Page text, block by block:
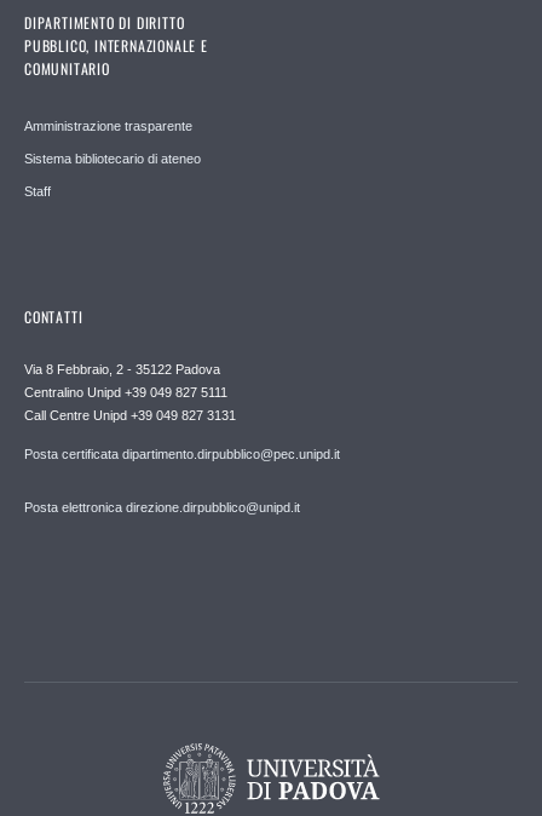
DIPARTIMENTO DI DIRITTO
PUBBLICO, INTERNAZIONALE E
COMUNITARIO
Amministrazione trasparente
Sistema bibliotecario di ateneo
Staff
CONTATTI
Via 8 Febbraio, 2 - 35122 Padova
Centralino Unipd +39 049 827 5111
Call Centre Unipd +39 049 827 3131
Posta certificata dipartimento.dirpubblico@pec.unipd.it
Posta elettronica direzione.dirpubblico@unipd.it